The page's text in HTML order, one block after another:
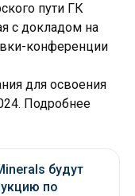
пути ГК
с докладом на
конференции
для освоения
Подробнее
будут
по